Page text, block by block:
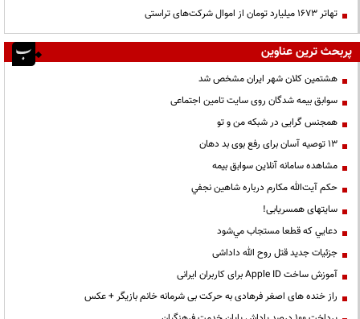
تهاتر ۱۶۷۳ میلیارد تومان از اموال شرکت‌های تراستی
پربحث ترین عناوین
هشتمین کلان شهر ایران مشخص شد
سوابق بیمه شدگان روی سایت تامین اجتماعی
همجنس گرایی در شبکه من و تو
13 توصیه آسان برای رفع بوی بد دهان
مشاهده سامانه آنلاين سوابق بیمه
حكم آيت‌الله مكارم درباره شاهين نجفي
سایتهای همسریابی!
دعايي كه قطعا مستجاب مي‌شود
جزئیات جدید قتل روح الله داداشی
آموزش ساخت Apple ID برای کاربران ایرانی
راز خنده های اصغر فرهادی به حرکت بی شرمانه خانم بازیگر + عکس